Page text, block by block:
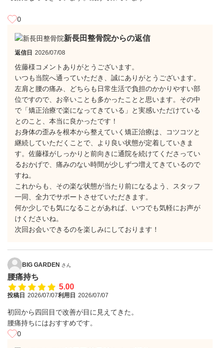
0
新長田整骨院からの返信
返信日 2026/07/08
佐藤様コメントありがとうございます。
いつも当院へ通っていただき、誠にありがとうございます。
​左肩と腰の痛み、どちらも日常生活で負担のかかりやすい部
位ですので、お辛いことも多かったことと思います。その中
で「矯正治療で楽になってきている」と実感いただけている
とのこと、本当に良かったです！
​お身体の歪みを根本から整えていく矯正治療は、コツコツと
継続していただくことで、より良い状態が定着していきま
す。佐藤様がしっかりと前向きに通院を続けてくださってい
るおかげで、痛みのない時間が少しずつ増えてきているので
すね。
​これからも、その楽な状態が当たり前になるよう、スタッフ
一同、全力でサポートさせていただきます。
​何か少しでも気になることがあれば、いつでも気軽にお声が
けくださいね。
次回お会いできるのを楽しみにしております！
BIG GARDEN さん
腰痛持ち
5.00
投稿日 2026/07/07利用日 2026/07/07
初回から四回目で改善が目に見えてきた。
腰痛持ちにはおすすめです。
0